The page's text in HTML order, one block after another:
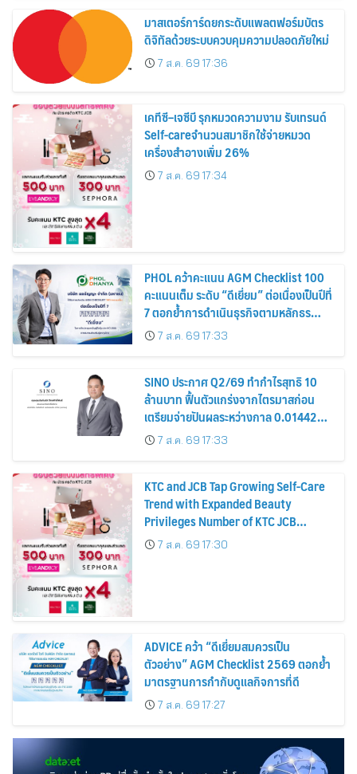
มาสเตอร์การ์ดยกระดับแพลตฟอร์มบัตร
ดิจิทัลด้วยระบบควบคุมความปลอดภัยใหม่
7 ส.ค. 69 17:36
เคทีซี–เจซีบี รุกหมวดความงาม รับเทรนด์
Self-careจำนวนสมาชิกใช้จ่ายหมวด
เครื่องสำอางเพิ่ม 26%
7 ส.ค. 69 17:34
PHOL คว้าคะแนน AGM Checklist 100
คะแนนเต็ม ระดับ “ดีเยี่ยม” ต่อเนื่องเป็นปีที่
7 ตอกย้ำการดำเนินธุรกิจตามหลักธร
รมาภิบาล โปร่งใส สร้างความเชื่อมั่นผู้ถือ
หุ้น
7 ส.ค. 69 17:33
SINO ประกาศ Q2/69 ทำกำไรสุทธิ 10
ล้านบาท ฟื้นตัวแกร่งจากไตรมาสก่อน
เตรียมจ่ายปันผลระหว่างกาล 0.014423
บาทต่อหุ้น ครึ่งปีหลังมุ่งเติบโตต่อเนื่อง
7 ส.ค. 69 17:33
KTC and JCB Tap Growing Self-Care
Trend with Expanded Beauty
Privileges Number of KTC JCB
Cardmembers Spending on
Cosmetics Rises 26%
7 ส.ค. 69 17:30
ADVICE คว้า “ดีเยี่ยมสมควรเป็น
ตัวอย่าง” AGM Checklist 2569 ตอกย้ำ
มาตรฐานการกำกับดูแลกิจการที่ดี
7 ส.ค. 69 17:27